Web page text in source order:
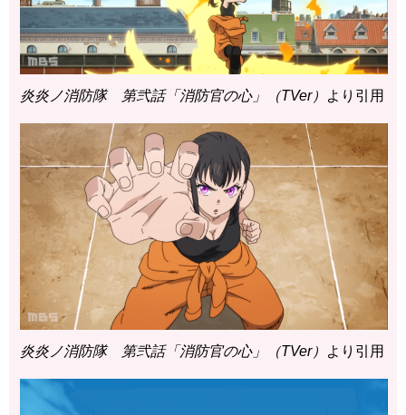
炎炎ノ消防隊 第弐話「消防官の心」（TVer） より引用
炎炎ノ消防隊 第弐話「消防官の心」（TVer） より引用